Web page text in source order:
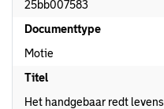
25bb007583
Documenttype
Motie
Titel
Het handgebaar redt levens